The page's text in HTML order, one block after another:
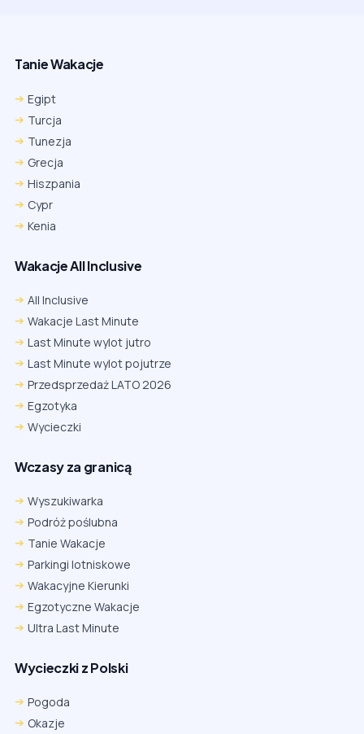
Tanie Wakacje
Egipt
Turcja
Tunezja
Grecja
Hiszpania
Cypr
Kenia
Wakacje All Inclusive
All Inclusive
Wakacje Last Minute
Last Minute wylot jutro
Last Minute wylot pojutrze
Przedsprzedaż LATO 2026
Egzotyka
Wycieczki
Wczasy za granicą
Wyszukiwarka
Podróż poślubna
Tanie Wakacje
Parkingi lotniskowe
Wakacyjne Kierunki
Egzotyczne Wakacje
Ultra Last Minute
Wycieczki z Polski
Pogoda
Okazje
Firefox